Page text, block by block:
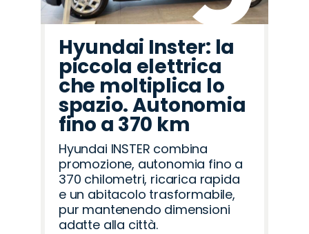
Hyundai Inster: la
piccola elettrica
che moltiplica lo
spazio. Autonomia
fino a 370 km
Hyundai INSTER combina
promozione, autonomia fino a
370 chilometri, ricarica rapida
e un abitacolo trasformabile,
pur mantenendo dimensioni
adatte alla città.